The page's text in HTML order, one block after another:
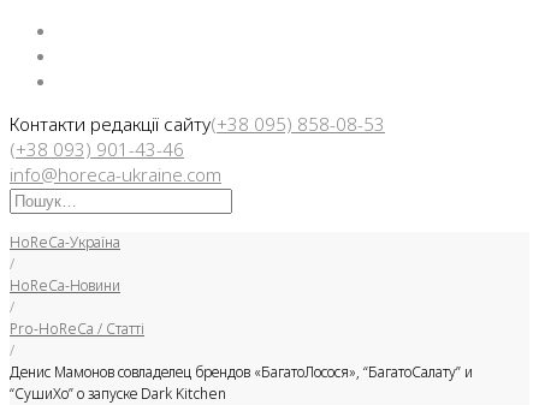
Контакти редакції сайту(+38 095) 858-08-53
(+38 093) 901-43-46
info@horeca-ukraine.com
Искать:
HoReCa-Україна
/
HoReCa-Новини
/
Pro-HoReCa / Статті
/
Денис Мамонов совладелец брендов «БагатоЛосося», “БагатоСалату” и
“СушиХо” о запуске Dark Kitchen